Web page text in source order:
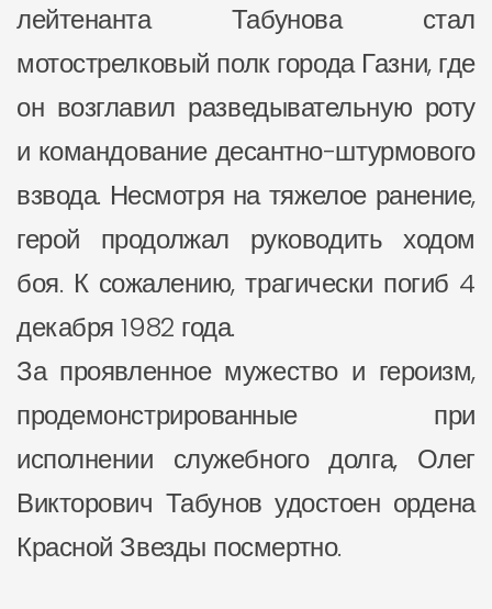
лейтенанта Табунова стал
мотострелковый полк города Газни, где
он возглавил разведывательную роту
и командование десантно-штурмового
взвода. Несмотря на тяжелое ранение,
герой продолжал руководить ходом
боя. К сожалению, трагически погиб 4
декабря 1982 года.
За проявленное мужество и героизм,
продемонстрированные при
исполнении служебного долга, Олег
Викторович Табунов удостоен ордена
Красной Звезды посмертно.